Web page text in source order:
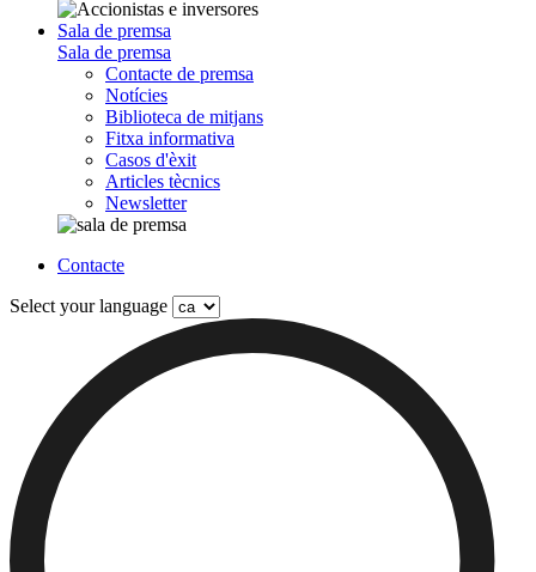
Sala de premsa
Sala de premsa
Contacte de premsa
Notícies
Biblioteca de mitjans
Fitxa informativa
Casos d'èxit
Articles tècnics
Newsletter
Contacte
Select your language